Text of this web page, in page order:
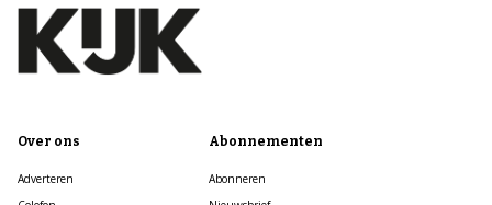
Over ons
Adverteren
Abonnementen
Abonneren